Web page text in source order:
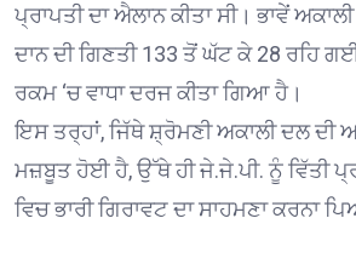
ਪ੍ਰਾਪਤੀ ਦਾ ਐਲਾਨ ਕੀਤਾ ਸੀ। ਭਾਵੇਂ
ਦਾਨ ਦੀ ਗਿਣਤੀ 133 ਤੋਂ ਘੱਟ ਕੇ 28 ਰਹਿ
ਰਕਮ ‘ਚ ਵਾਧਾ ਦਰਜ ਕੀਤਾ ਗਿਆ ਹੈ।
ਇਸ ਤਰ੍ਹਾਂ, ਜਿੱਥੇ ਸ਼੍ਰੋਮਣੀ ਅਕਾਲੀ ਦਲ ਦੀ
ਮਜ਼ਬੂਤ ਹੋਈ ਹੈ, ਉੱਥੇ ਹੀ ਜੇ.ਜੇ.ਪੀ. ਨੂੰ ਵਿੱਤੀ
ਵਿਚ ਭਾਰੀ ਗਿਰਾਵਟ ਦਾ ਸਾਹਮਣਾ ਕਰਨਾ